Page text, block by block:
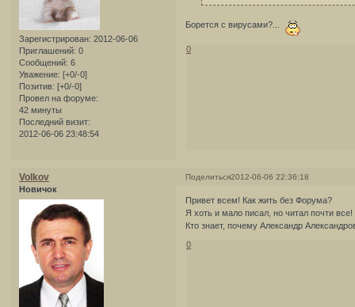
Зарегистрирован: 2012-06-06
Приглашений: 0
Сообщений: 6
Уважение: [+0/-0]
Позитив: [+0/-0]
Провел на форуме:
42 минуты
Последний визит:
2012-06-06 23:48:54
Борется с вирусами?...
0
Поделиться2012-06-06 22:36:18
Volkov
Новичок
Привет всем! Как жить без Форума?
Я хоть и мало писал, но читал почти все!
Кто знает, почему Александр
0